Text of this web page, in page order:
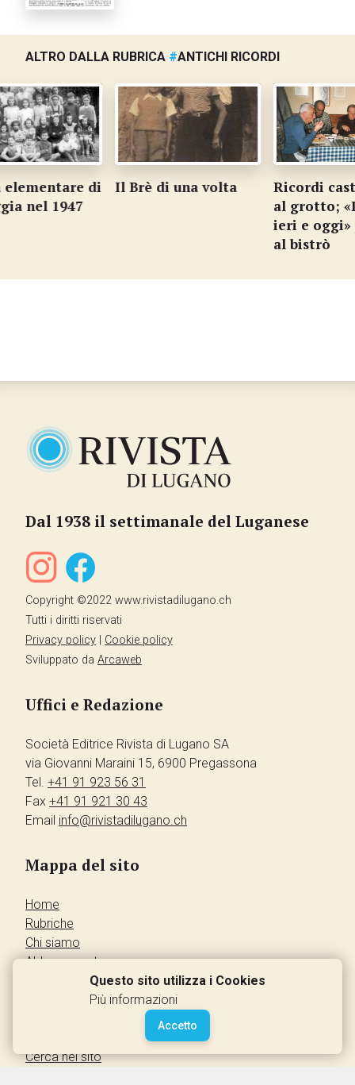
ALTRO DALLA RUBRICA #ANTICHI RICORDI
di
nel 1947
Il Brè di una volta
Ricordi
al grotto;
ieri e oggi»
al bistrò
…
Dal 1938 il settimanale del Luganese
Copyright ©2022 www.rivistadilugano.ch
Tutti i diritti riservati
Privacy policy
Cookie policy
Sviluppato da Arcaweb
Uffici e Redazione
Società Editrice Rivista di Lugano SA
via Giovanni Maraini 15, 6900 Pregassona
Tel. +41 91 923 56 31
Fax +41 91 921 30 43
Email info@rivistadilugano.ch
Mappa del sito
Home
Rubriche
Chi siamo
Abbonamento
Annunci dei lettori
Cerca nel sito
Questo sito utilizza i Cookies
Più informazioni
Accetto